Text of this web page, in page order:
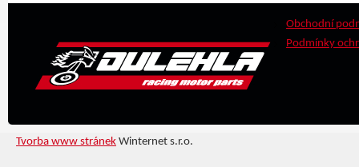
Obchodní
Podmínky
Tvorba www stránek Winternet s.r.o.